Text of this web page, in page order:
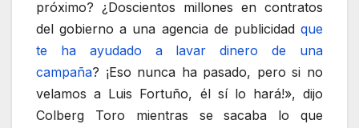
próximo? ¿Doscientos millones en contratos
del gobierno a una agencia de publicidad que
te ha ayudado a lavar dinero de una
campaña? ¡Eso nunca ha pasado, pero si no
velamos a Luis Fortuño, él sí lo hará!», dijo
Colberg Toro mientras se sacaba lo que